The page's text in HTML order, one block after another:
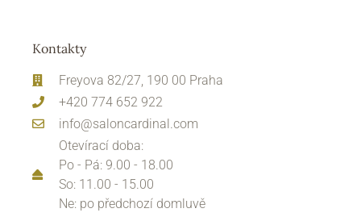
Kontakty
Freyova 82/27, 190 00 Praha
+420 774 652 922
info@saloncardinal.com
Otevírací doba:
Po - Pá: 9.00 - 18.00
So: 11.00 - 15.00
Ne: po předchozí domluvě